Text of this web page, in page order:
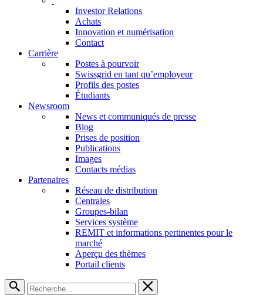
Investor Relations
Achats
Innovation et numérisation
Contact
Carrière
Postes à pourvoir
Swissgrid en tant qu’employeur
Profils des postes
Étudiants
Newsroom
News et communiqués de presse
Blog
Prises de position
Publications
Images
Contacts médias
Partenaires
Réseau de distribution
Centrales
Groupes-bilan
Services système
REMIT et informations pertinentes pour le
marché
Aperçu des thèmes
Portail clients